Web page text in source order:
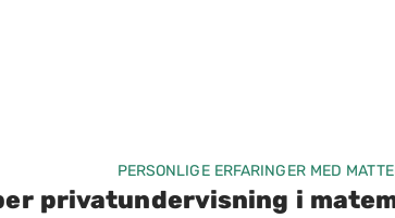
PERSONLIGE ERFARINGER MED
privatundervisning i